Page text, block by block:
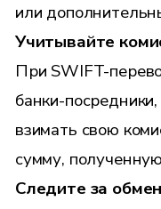
или
Учитывайте
При SWIFT-
банки-
взимать свою
сумму,
Следите за